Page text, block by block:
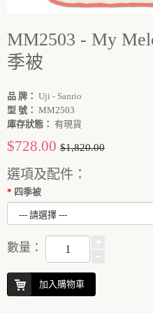
MM2503 - My
季被
品 牌： Uji - Sanrio
型 號： MM2503
庫存狀態： 有現貨
$728.00 $1,820.00
選項及配件：
四季被
數量：
加入購物車